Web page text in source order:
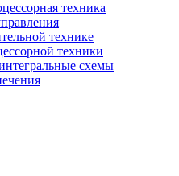
техника
технике
техники
схемы